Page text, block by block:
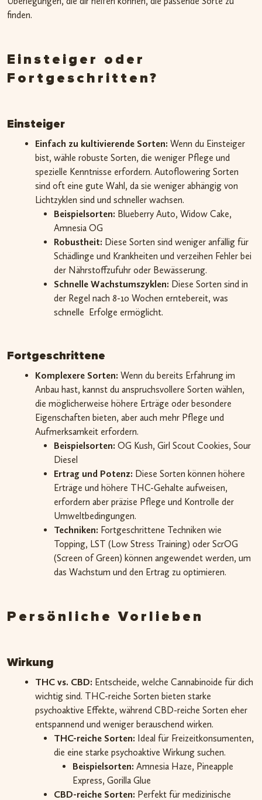
finden.
Einsteiger oder
Fortgeschritten?
Einsteiger
Einfach zu kultivierende Sorten: Wenn du Einsteiger
bist, wähle robuste Sorten, die weniger Pflege und
spezielle Kenntnisse erfordern. Autoflowering Sorten
sind oft eine gute Wahl, da sie weniger abhängig von
Lichtzyklen sind und schneller wachsen.
Beispielsorten: Blueberry Auto, Widow Cake,
Amnesia OG
Robustheit: Diese Sorten sind weniger anfällig für
Schädlinge und Krankheiten und verzeihen Fehler bei
der Nährstoffzufuhr oder Bewässerung.
Schnelle Wachstumszyklen: Diese Sorten sind in
der Regel nach 8-10 Wochen erntebereit, was
schnelle Erfolge ermöglicht.
Fortgeschrittene
Komplexere Sorten: Wenn du bereits Erfahrung im
Anbau hast, kannst du anspruchsvollere Sorten wählen,
die möglicherweise höhere Erträge oder besondere
Eigenschaften bieten, aber auch mehr Pflege und
Aufmerksamkeit erfordern.
Beispielsorten: OG Kush, Girl Scout Cookies, Sour
Diesel
Ertrag und Potenz: Diese Sorten können höhere
Erträge und höhere THC-Gehalte aufweisen,
erfordern aber präzise Pflege und Kontrolle der
Umweltbedingungen.
Techniken: Fortgeschrittene Techniken wie
Topping, LST (Low Stress Training) oder ScrOG
(Screen of Green) können angewendet werden, um
das Wachstum und den Ertrag zu optimieren.
Persönliche Vorlieben
Wirkung
THC vs. CBD: Entscheide, welche Cannabinoide für dich
wichtig sind. THC-reiche Sorten bieten starke
psychoaktive Effekte, während CBD-reiche Sorten eher
entspannend und weniger berauschend wirken.
THC-reiche Sorten: Ideal für Freizeitkonsumenten,
die eine starke psychoaktive Wirkung suchen.
Beispielsorten: Amnesia Haze, Pineapple
Express, Gorilla Glue
CBD-reiche Sorten: Perfekt für medizinische